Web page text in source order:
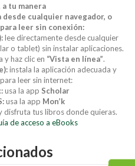
tu manera
cualquier navegador, o
leer sin conexión:
lee directamente desde cualquier
o tablet) sin instalar aplicaciones.
y haz clic en “Vista en línea”.
instala la aplicación adecuada y
leer sin internet:
usa la app Scholar
usa la app Mon’k
disfruta tus libros donde quieras.
de acceso a eBooks